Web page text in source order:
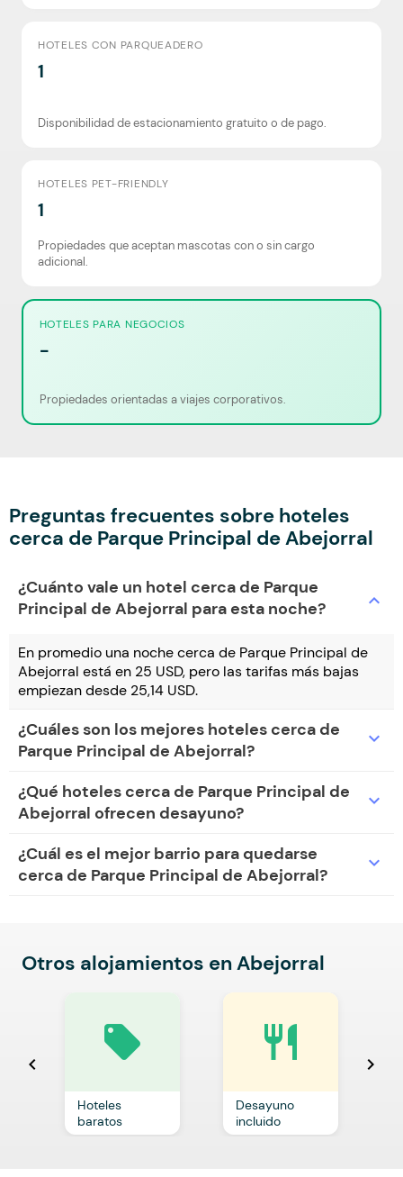
HOTELES CON PARQUEADERO
1
Disponibilidad de estacionamiento gratuito o de pago.
HOTELES PET-FRIENDLY
1
Propiedades que aceptan mascotas con o sin cargo
adicional.
HOTELES PARA NEGOCIOS
-
Propiedades orientadas a viajes corporativos.
Preguntas frecuentes sobre hoteles
cerca de Parque Principal de Abejorral
¿Cuánto vale un hotel cerca de Parque
Principal de Abejorral para esta noche?
expand_more
En promedio una noche cerca de Parque Principal de
Abejorral está en 25 USD, pero las tarifas más bajas
empiezan desde 25,14 USD.
¿Cuáles son los mejores hoteles cerca de
Parque Principal de Abejorral?
expand_more
¿Qué hoteles cerca de Parque Principal de
Abejorral ofrecen desayuno?
expand_more
¿Cuál es el mejor barrio para quedarse
cerca de Parque Principal de Abejorral?
expand_more
Otros alojamientos en Abejorral
chevron_left
local_offer
Hoteles
baratos
restaurant
Desayuno
incluido
chevron_right